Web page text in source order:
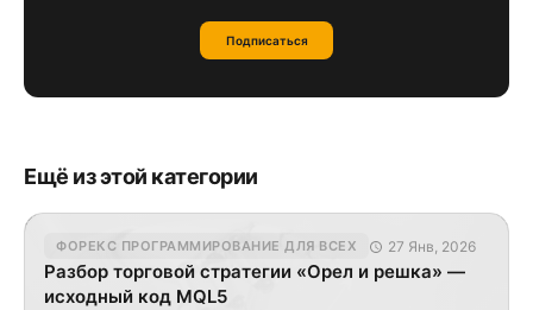
Подписаться
Ещё из этой категории
ФОРЕКС ПРОГРАММИРОВАНИЕ ДЛЯ ВСЕХ 27 Янв, 2026
Разбор торговой стратегии «Орел и решка» —
исходный код MQL5